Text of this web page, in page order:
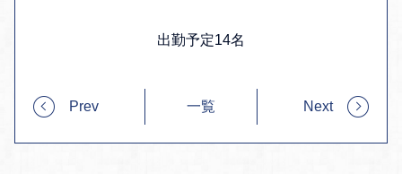
出勤予定14名
Prev 一覧 Next